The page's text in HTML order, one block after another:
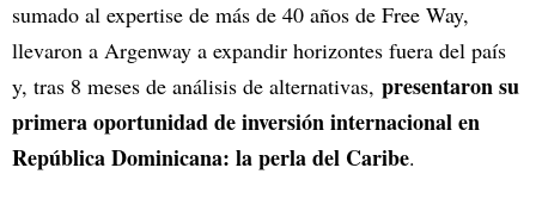
sumado al expertise de más de 40 años de Free Way,
llevaron a Argenway a expandir horizontes fuera del país
y, tras 8 meses de análisis de alternativas, presentaron su
primera oportunidad de inversión internacional en
República Dominicana: la perla del Caribe.